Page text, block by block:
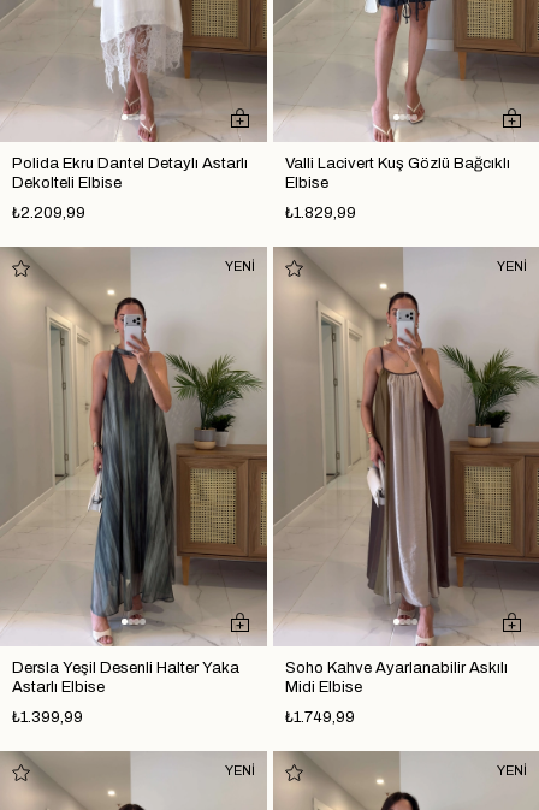
Polida Ekru Dantel Detaylı Astarlı
Dekolteli Elbise
₺2.209,99
Valli Lacivert Kuş Gözlü Bağcıklı
Elbise
₺1.829,99
Dersla Yeşil Desenli Halter Yaka
Astarlı Elbise
₺1.399,99
YENİ
Soho Kahve Ayarlanabilir Askılı
Midi Elbise
₺1.749,99
YENİ
YENİ YENİ